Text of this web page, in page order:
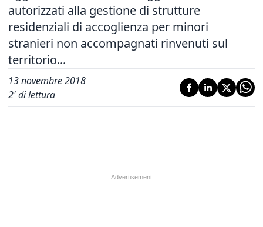
autorizzati alla gestione di strutture
residenziali di accoglienza per minori
stranieri non accompagnati rinvenuti sul
territorio...
13 novembre 2018
2' di lettura